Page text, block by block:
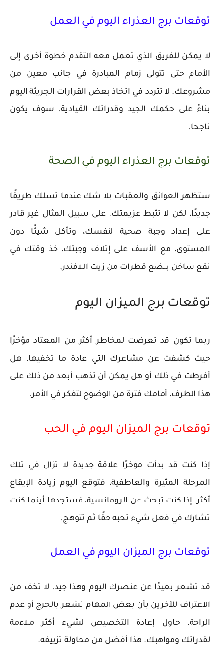
توقعات برج العذراء اليوم في العمل
لا يمكن للفريق الذي تعمل معه التقدم خطوة أخرى إلى
الأمام حتى تتولى زمام المبادرة في جانب معين من
مشروعك. لا تتردد في اتخاذ بعض القرارات الجريئة اليوم
بناءً على حكمك الجيد وقدراتك القيادية. سوف يكون
ناجحا.
توقعات برج العذراء اليوم في الصحة
ستظهر العوائق والعقبات بلا شك عندما تسلك طريقًا
جديدًا، لكن لا تثبط عزيمتك. على سبيل المثال غير قادر
على إعداد وجبة صحية لنفسك، وتأكل شيئًا دون
المستوى، مع الأسف على إتلاف وجبتك، خذ وقتك في
نقع ساخن ببضع قطرات من زيت اللافندر.
توقعات برج الميزان اليوم
ربما تكون قد تعرضت لمخاطر أكثر من المعتاد مؤخرًا
حيث كشفت عن مشاعرك التي عادة ما تخفيها. هل
أفرطت في ذلك أو هل يمكن أن تذهب أبعد من ذلك على
هذا الطرف، أمامك فترة من الوضوح لتفكر في الأمر.
توقعات برج الميزان اليوم في الحب
إذا كنت قد بدأت مؤخرًا علاقة جديدة لا تزال في تلك
المرحلة المثيرة والعاطفية، فتوقع اليوم زيادة الإيقاع
أكثر. إذا كنت تبحث عن الرومانسية، فستجدها أينما كنت
تشارك في فعل شيء تحبه حقًا ثم تتوهج.
توقعات برج الميزان اليوم في العمل
قد تشعر بعيدًا عن عنصرك اليوم وهذا جيد. لا تخف من
الاعتراف للآخرين بأن بعض المهام تشعر بالحرج أو عدم
الراحة. حاول إعادة التخصيص لشيء أكثر ملاءمة
لقدراتك ومواهبك. هذا أفضل من محاولة تزييفه.